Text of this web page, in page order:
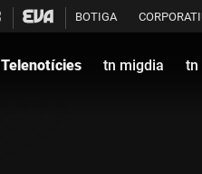
BOTIGA
Telenotícies tn migdia tn